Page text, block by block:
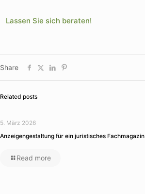
Lassen Sie sich beraten!
Share
Related posts
5. März 2026
Anzeigengestaltung für ein juristisches Fachmagazin
Read more